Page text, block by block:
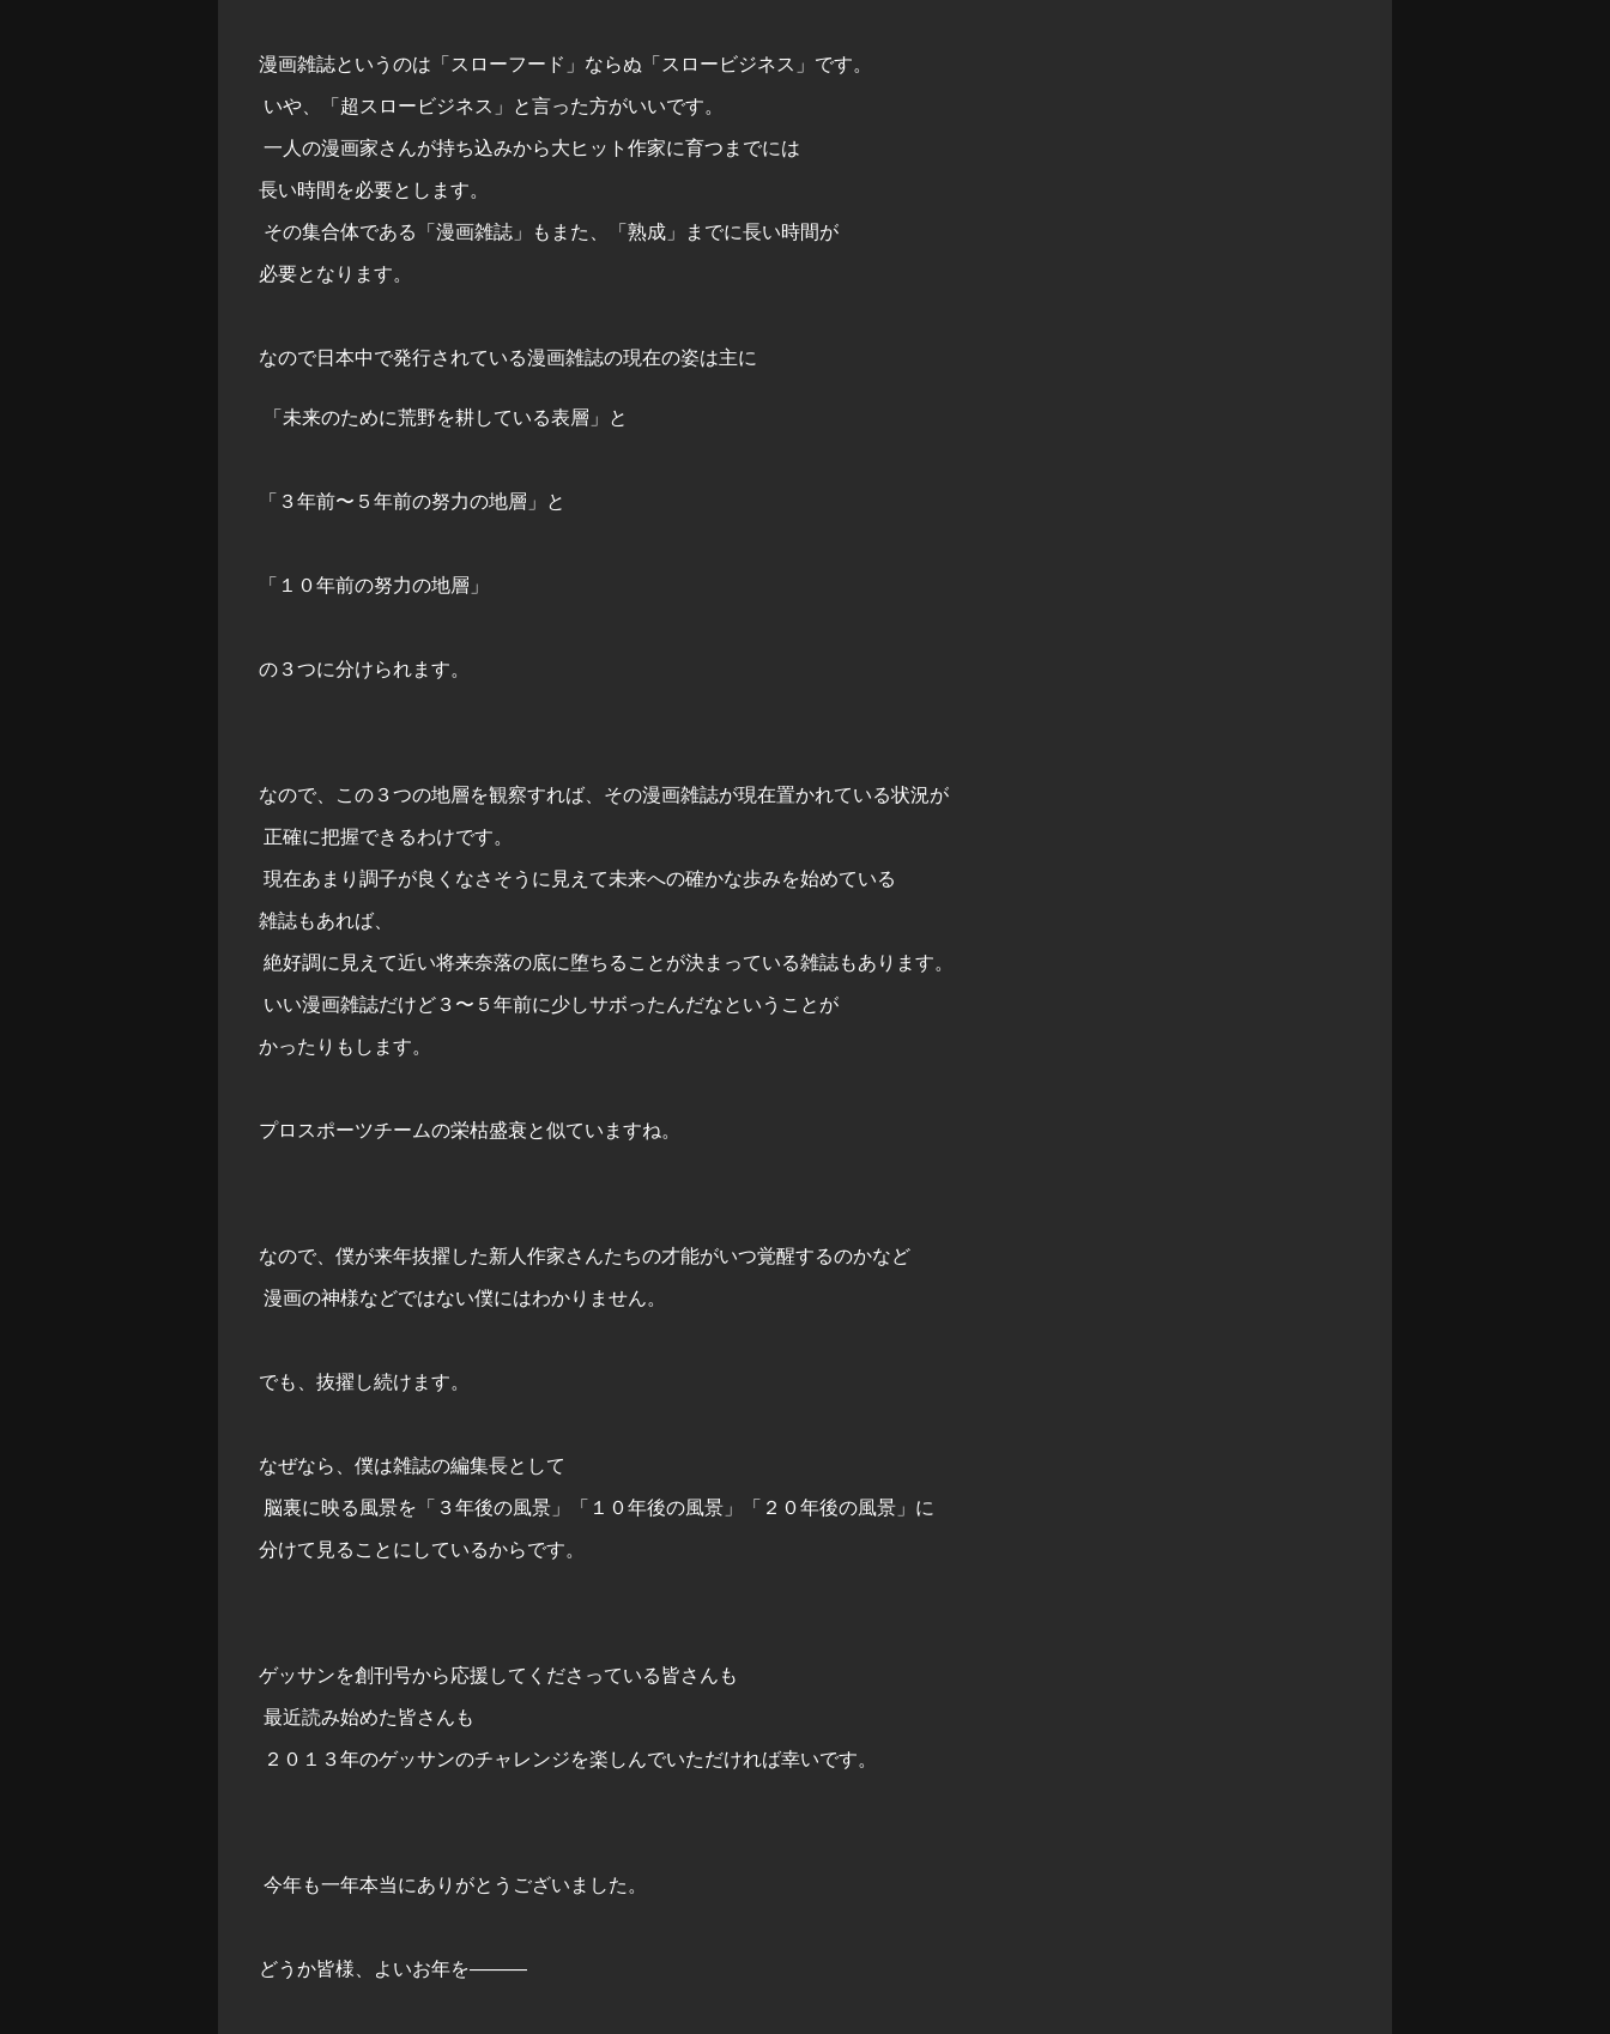
漫画雑誌というのは「スローフード」ならぬ「スロービジネス」です。
いや、「超スロービジネス」と言った方がいいです。
一人の漫画家さんが持ち込みから大ヒット作家に育つまでには
長い時間を必要とします。
その集合体である「漫画雑誌」もまた、「熟成」までに長い時間が
必要となります。
なので日本中で発行されている漫画雑誌の現在の姿は主に
「未来のために荒野を耕している表層」と
「３年前〜５年前の努力の地層」と
「１０年前の努力の地層」
の３つに分けられます。
なので、この３つの地層を観察すれば、その漫画雑誌が現在置かれている状況が
正確に把握できるわけです。
現在あまり調子が良くなさそうに見えて未来への確かな歩みを始めている
雑誌もあれば、
絶好調に見えて近い将来奈落の底に堕ちることが決まっている雑誌もあります。
いい漫画雑誌だけど３〜５年前に少しサボったんだなということが
かったりもします。
プロスポーツチームの栄枯盛衰と似ていますね。
なので、僕が来年抜擢した新人作家さんたちの才能がいつ覚醒するのかなど
漫画の神様などではない僕にはわかりません。
でも、抜擢し続けます。
なぜなら、僕は雑誌の編集長として
脳裏に映る風景を「３年後の風景」「１０年後の風景」「２０年後の風景」に
分けて見ることにしているからです。
ゲッサンを創刊号から応援してくださっている皆さんも
最近読み始めた皆さんも
２０１３年のゲッサンのチャレンジを楽しんでいただければ幸いです。
今年も一年本当にありがとうございました。
どうか皆様、よいお年を———